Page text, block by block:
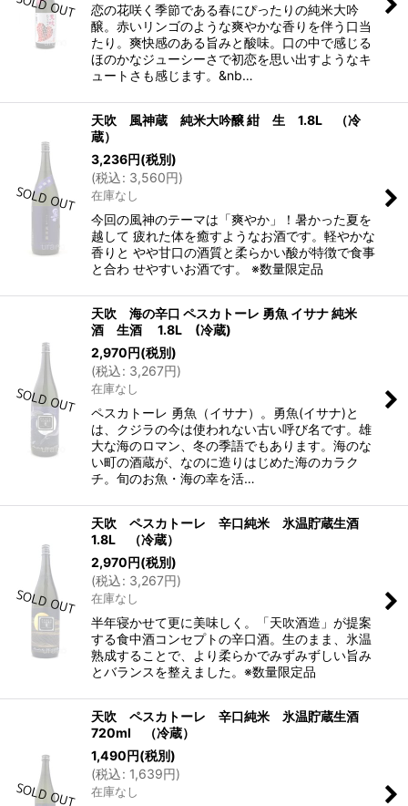
恋の花咲く季節である春にぴったりの純米大吟
醸。赤いリンゴのような爽やかな香りを伴う口当
たり。爽快感のある旨みと酸味。口の中で感じる
ほのかなジューシーさで初恋を思い出すようなキ
ュートさも感じます。&nb…
天吹 風神蔵 純米大吟醸 紺 生 1.8L （冷
蔵）
3,236円(税別)
(税込: 3,560円)
在庫なし
今回の風神のテーマは「爽やか」！暑かった夏を
越して 疲れた体を癒すようなお酒です。軽やかな
香りと やや甘口の酒質と柔らかい酸が特徴で食事
と合わ せやすいお酒です。 ※数量限定品
天吹 海の辛口 ペスカトーレ 勇魚 イサナ 純米
酒 生酒 1.8L (冷蔵)
2,970円(税別)
(税込: 3,267円)
在庫なし
ペスカトーレ 勇魚（イサナ）。勇魚(イサナ)と
は、クジラの今は使われない古い呼び名です。雄
大な海のロマン、冬の季語でもあります。海のな
い町の酒蔵が、なのに造りはじめた海のカラク
チ。旬のお魚・海の幸を活…
天吹 ペスカトーレ 辛口純米 氷温貯蔵生酒
1.8L （冷蔵）
2,970円(税別)
(税込: 3,267円)
在庫なし
半年寝かせて更に美味しく。「天吹酒造」が提案
する食中酒コンセプトの辛口酒。生のまま、氷温
熟成することで、より柔らかでみずみずしい旨み
とバランスを整えました。※数量限定品
天吹 ペスカトーレ 辛口純米 氷温貯蔵生酒
720ml （冷蔵）
1,490円(税別)
(税込: 1,639円)
在庫なし